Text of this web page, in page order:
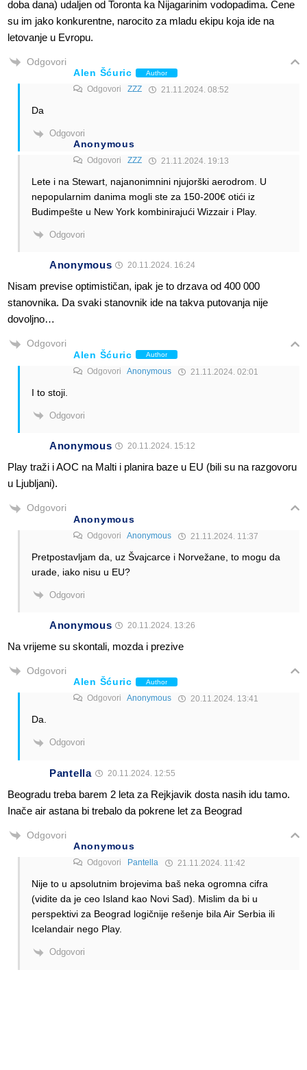
doba dana) udaljen od Toronta ka Nijagarinim vodopadima. Cene
su im jako konkurentne, narocito za mladu ekipu koja ide na
letovanje u Evropu.
Odgovori
Alen Šćuric
Author
Odgovori ZZZ 21.11.2024. 08:52
Da
Odgovori
Anonymous
Odgovori ZZZ 21.11.2024. 19:13
Lete i na Stewart, najanonimnini njujorški aerodrom. U
nepopularnim danima mogli ste za 150-200€ otići iz
Budimpešte u New York kombinirajući Wizzair i Play.
Odgovori
Anonymous 20.11.2024. 16:24
Nisam previse optimističan, ipak je to drzava od 400 000
stanovnika. Da svaki stanovnik ide na takva putovanja nije
dovoljno…
Odgovori
Alen Šćuric
Author
Odgovori Anonymous 21.11.2024. 02:01
I to stoji.
Odgovori
Anonymous 20.11.2024. 15:12
Play traži i AOC na Malti i planira baze u EU (bili su na razgovoru
u Ljubljani).
Odgovori
Anonymous
Odgovori Anonymous 21.11.2024. 11:37
Pretpostavljam da, uz Švajcarce i Norvežane, to mogu da
urade, iako nisu u EU?
Odgovori
Anonymous 20.11.2024. 13:26
Na vrijeme su skontali, mozda i prezive
Odgovori
Alen Šćuric
Author
Odgovori Anonymous 20.11.2024. 13:41
Da.
Odgovori
Pantella 20.11.2024. 12:55
Beogradu treba barem 2 leta za Rejkjavik dosta nasih idu tamo.
Inače air astana bi trebalo da pokrene let za Beograd
Odgovori
Anonymous
Odgovori Pantella 21.11.2024. 11:42
Nije to u apsolutnim brojevima baš neka ogromna cifra
(vidite da je ceo Island kao Novi Sad). Mislim da bi u
perspektivi za Beograd logičnije rešenje bila Air Serbia ili
Icelandair nego Play.
Odgovori